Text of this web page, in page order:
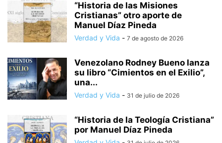
“Historia de las Misiones
Cristianas” otro aporte de
Manuel Díaz Pineda
Verdad y Vida - 7 de agosto de 2026
Venezolano Rodney Bueno lanza
su libro “Cimientos en el Exilio”,
una...
Verdad y Vida - 31 de julio de 2026
“Historia de la Teología Cristiana”
por Manuel Díaz Pineda